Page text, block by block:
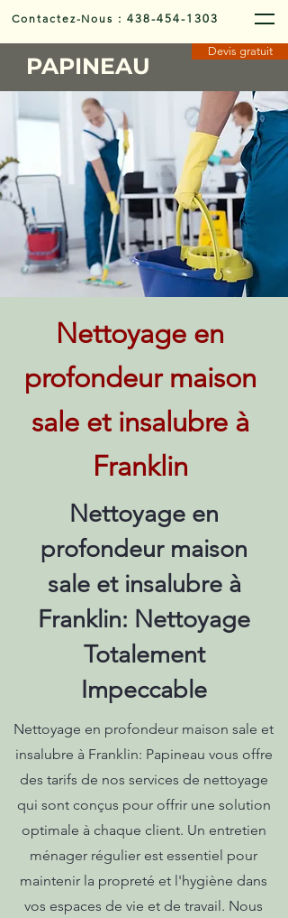
Contactez-Nous :438-454-1303
PAPINEAU
Devis gratuit
Nettoyage en
profondeur maison
sale et insalubre à
Franklin
Nettoyage en
profondeur maison
sale et insalubre à
Franklin: Nettoyage
Totalement
Impeccable
Nettoyage en profondeur maison sale et
insalubre à Franklin: Papineau vous offre
des tarifs de nos services de nettoyage
qui sont conçus pour offrir une solution
optimale à chaque client. Un entretien
ménager régulier est essentiel pour
maintenir la propreté et l'hygiène dans
vos espaces de vie et de travail. Nous